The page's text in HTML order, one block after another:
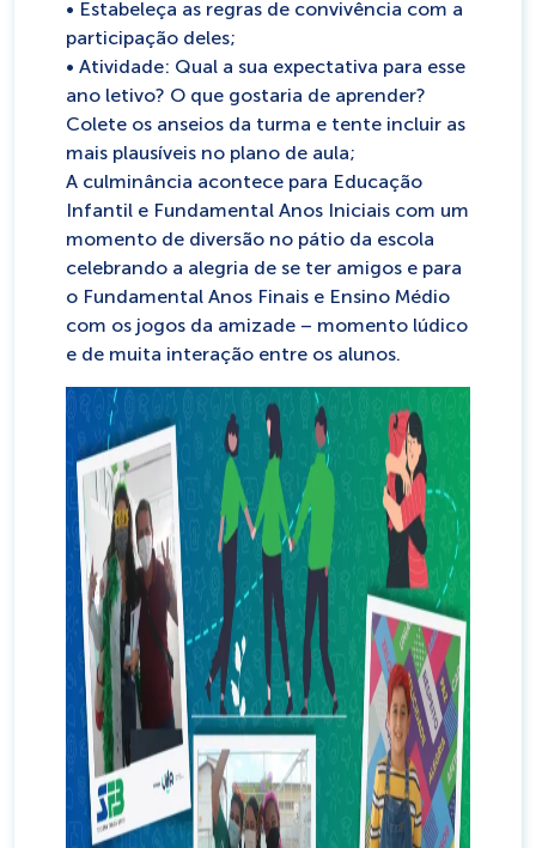
• Estabeleça as regras de convivência com a
participação deles;
• Atividade: Qual a sua expectativa para esse
ano letivo? O que gostaria de aprender?
Colete os anseios da turma e tente incluir as
mais plausíveis no plano de aula;
A culminância acontece para Educação
Infantil e Fundamental Anos Iniciais com um
momento de diversão no pátio da escola
celebrando a alegria de se ter amigos e para
o Fundamental Anos Finais e Ensino Médio
com os jogos da amizade – momento lúdico
e de muita interação entre os alunos.